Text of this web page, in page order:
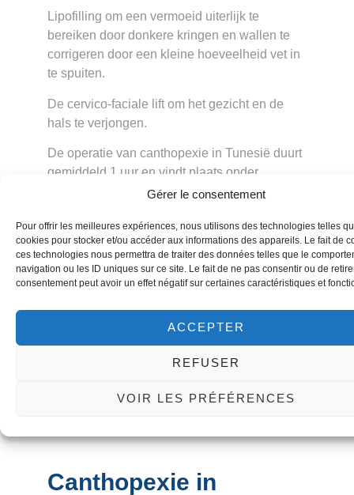
Gérer le consentement
Pour offrir les meilleures expériences, nous utilisons des technologies telles
cookies pour stocker et/ou accéder aux informations des appareils. Le fait de
ces technologies nous permettra de traiter des données telles que le
navigation ou les ID uniques sur ce site. Le fait de ne pas consentir ou de
consentement peut avoir un effet négatif sur certaines caractéristiques et
ACCEPTER
REFUSER
VOIR LES PRÉFÉRENCES
Lipofilling om een vermoeid uiterlijk te
bereiken door donkere kringen en wallen te
corrigeren door een kleine hoeveelheid vet in
te spuiten.
De cervico-faciale lift om het gezicht en de
hals te verjongen.
De operatie van canthopexie in Tunesië duurt
gemiddeld 1 uur en vindt plaats onder
algehele anesthesie tijdens een ambulant
Na deze operatie kunnen zwelling en blauwe
plekken van het ooglid enkele dagen
aanhouden.
Een gevoel van spanning op de oogleden,
waterige ogen, moeite met het sluiten van de
ogen en een verminderd gezichtsvermogen
komen de eerste dagen vaak voor.
Canthopexie in